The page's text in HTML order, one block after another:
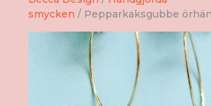
smycken / Pepparkaksgubbe